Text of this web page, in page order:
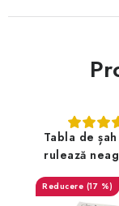
Tabla de
rulează
(17 %)